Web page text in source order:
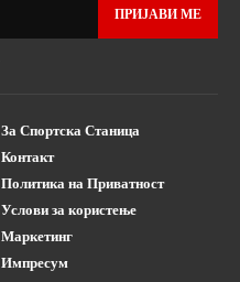
ПРИЈАВИ МЕ
За Спортска Станица
Контакт
Политика на Приватност
Услови за користење
Маркетинг
Импресум